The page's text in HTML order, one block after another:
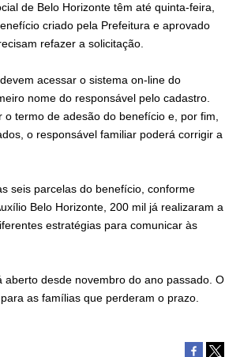
de Belo Horizonte têm até quinta-feira,
criado pela Prefeitura e aprovado
refazer a solicitação.
devem acessar o sistema on-line do
nome do responsável pelo cadastro.
termo de adesão do benefício e, por fim,
o responsável familiar poderá corrigir a
seis parcelas do benefício, conforme
Belo Horizonte, 200 mil já realizaram a
estratégias para comunicar às
desde novembro do ano passado. O
as famílias que perderam o prazo.